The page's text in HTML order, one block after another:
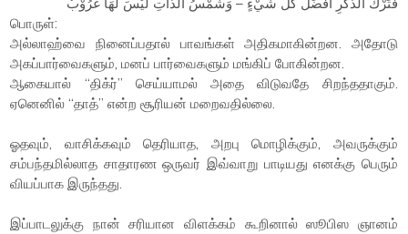
பொருள்:
அல்லாஹ்வை நினைப்பதால் பாவங்கள் அதிகமாகின்றன. அதோடு
அகப்பார்வைகளும், மனப் பார்வைகளும் மங்கிப் போகின்றன.
ஆகையால் “திக்ர்” செய்யாமல் அதை விடுவதே சிறந்ததாகும்.
ஏனெனில் “தாத்” என்ற சூரியன் மறைவதில்லை.
ஓதவும், வாசிக்கவும் தெரியாத, அறபு மொழிக்கும், அவருக்கும்
சம்பந்தமில்லாத சாதாரண ஒருவர் இவ்வாறு பாடியது எனக்கு பெரும்
வியப்பாக இருந்தது.
இப்பாடலுக்கு நான் சரியான விளக்கம் கூறினால் ஸூபிஸ ஞானம்